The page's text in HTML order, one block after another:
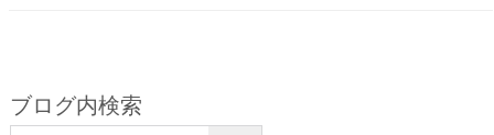
ブログ内検索